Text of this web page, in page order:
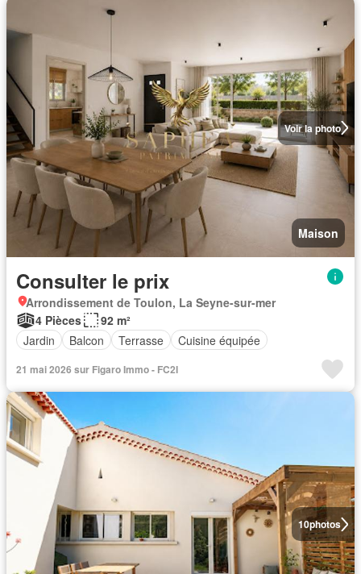
Voir la photo
Maison
Consulter le prix
Arrondissement de Toulon, La Seyne-sur-mer
4 Pièces
92 m²
Jardin
Balcon Terrasse Cuisine équipée
21 mai 2026 sur Figaro Immo - FC2I
10photos